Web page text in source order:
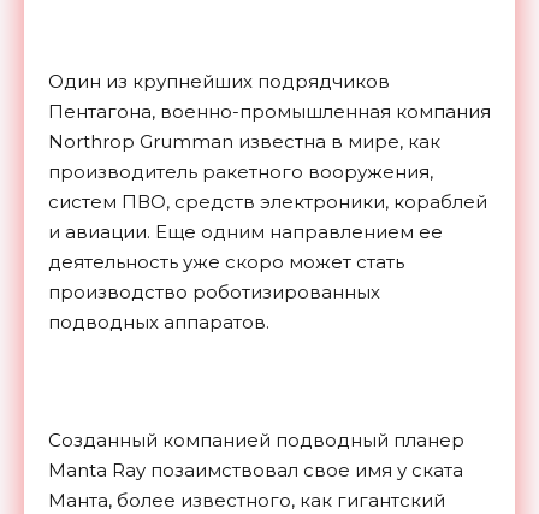
Один из крупнейших подрядчиков
Пентагона, военно-промышленная компания
Northrop Grumman известна в мире, как
производитель ракетного вооружения,
систем ПВО, средств электроники, кораблей
и авиации. Еще одним направлением ее
деятельность уже скоро может стать
производство роботизированных
подводных аппаратов.
Созданный компанией подводный планер
Manta Ray позаимствовал свое имя у ската
Манта, более известного, как гигантский